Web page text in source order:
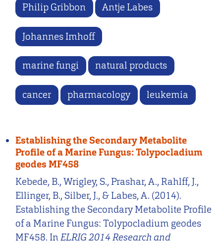
Philip Gribbon Antje Labes
Johannes Imhoff
marine fungi natural products
cancer pharmacology leukemia
Establishing the Secondary Metabolite
Profile of a Marine Fungus: Tolypocladium
geodes MF458
Kebede, B., Wrigley, S., Prashar, A., Rahlff, J.,
Ellinger, B., Silber, J., & Labes, A. (2014).
Establishing the Secondary Metabolite Profile
of a Marine Fungus: Tolypocladium geodes
MF458. InELRIG 2014 Research and